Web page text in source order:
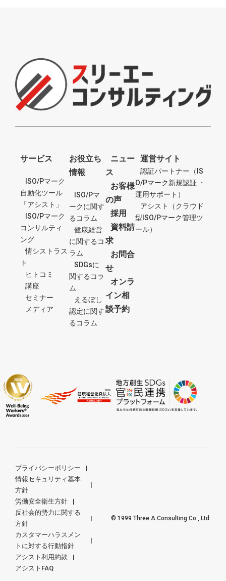
サービス
ISO/Pマーク
自動化ツール
「アシスト」
ISO/Pマーク
コンサルティ
ング
情シストラス
ト
ヒトコミ
講座
セミナー
メディア
お役立ち
情報
ISO/Pマ
ークに関す
るコラム
健康経営
に関するコ
ラム
SDGsに
関するコラ
ム
えるぼし
認定に関す
るコラム
ニュー
ス
お客様
の声
採用
資料請
求
お問合
せ
オンラ
イン相
談予約
運営サイト
認証パートナー（IS
O/Pマーク新規認証 ・
運用サポート）
アシスト（クラウド
型ISO/Pマーク管理ツ
ール）
プライバシーポリシー
情報セキュリティ基本
方針
労働安全衛生方針
反社会的勢力に関する
方針
カスタマーハラスメン
トに対する行動指針
アシスト利用約款
アシストFAQ
© 1999 Three A Consulting Co., Ltd.